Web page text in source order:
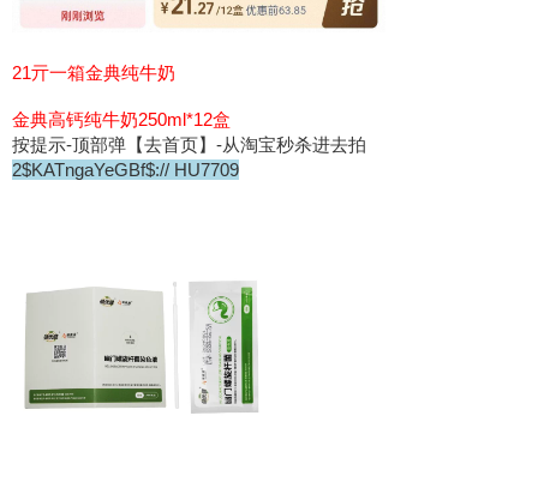
21亓一箱金典纯牛奶
金典高钙纯牛奶250ml*12盒
按提示-顶部弹【去首页】-从淘宝秒杀进去拍
2$KATngaYeGBf$:// HU7709